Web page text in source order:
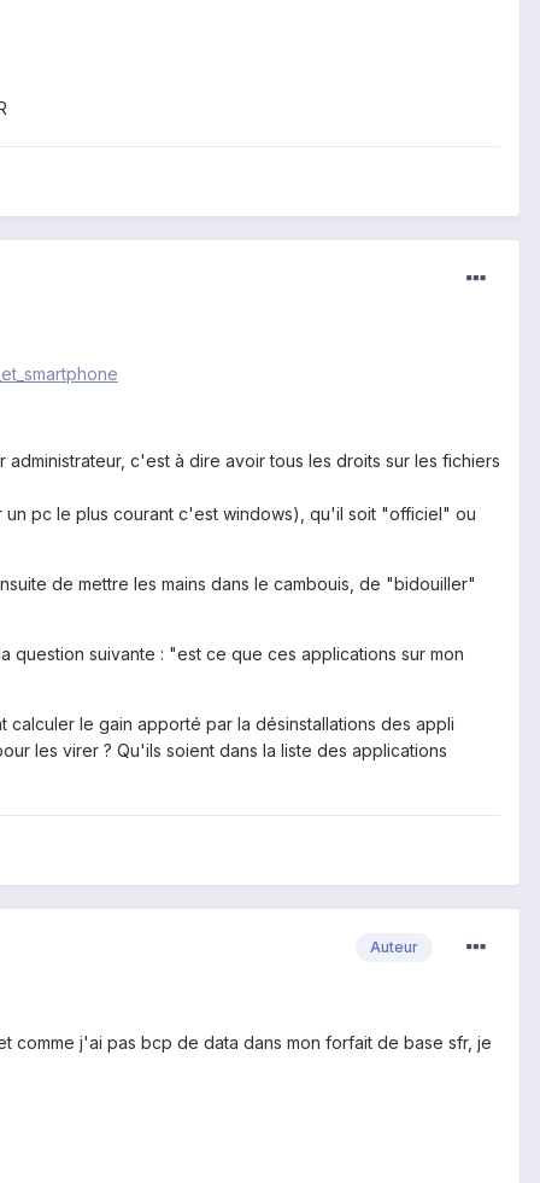
c'est à dire avoir tous les droits sur les fichiers
pc le plus courant c'est windows), qu'il soit "officiel" ou
de mettre les mains dans le cambouis, de "bidouiller"
question suivante : "est ce que ces applications sur mon
le gain apporté par la désinstallations des appli
les virer ? Qu'ils soient dans la liste des applications
Auteur
comme j'ai pas bcp de data dans mon forfait de base sfr, je